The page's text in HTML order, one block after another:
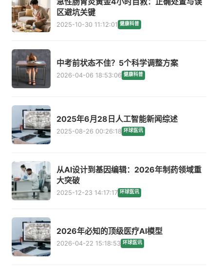
区避坑关键
2025-10-30 11:12:01 健康科普
中考前状态不佳？5个科学调整方案
2026-04-06 18:53:06 健康科普
2025年6月28日人工智能新闻综述
2025-08-26 00:26:18 环球医讯
从AI设计到基因编辑：2026年制药领域重
大突破
2025-12-23 14:17:17 环球医讯
2026年必知的顶级医疗AI模型
2026-04-22 15:18:53 环球医讯